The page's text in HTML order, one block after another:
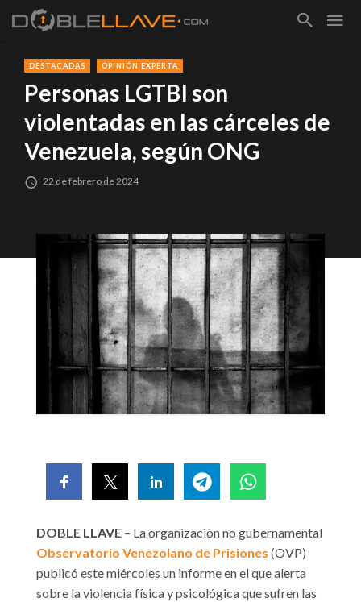
DESTACADAS OPINIÓN EXPERTA
Personas LGTBI son
violentadas en las cárceles de
Venezuela, según ONG
22 de febrero de 2024
DOBLE LLAVE – La organización no gubernamental
Observatorio Venezolano de Prisiones (OVP)
publicó este miércoles un informe en el que alerta
sobre la violencia física y psicológica que sufren las